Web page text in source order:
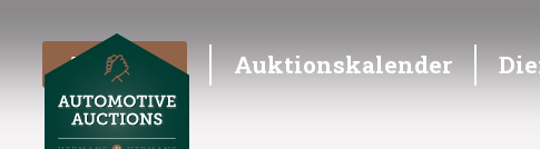
Angebot Auktionskalender